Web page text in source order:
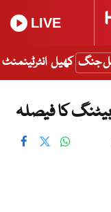
LIVE
جنگ کھیل انٹرٹینمنٹ
کا فیصلہ